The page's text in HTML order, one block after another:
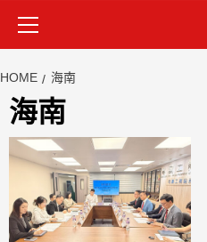
HOME 海南
海南